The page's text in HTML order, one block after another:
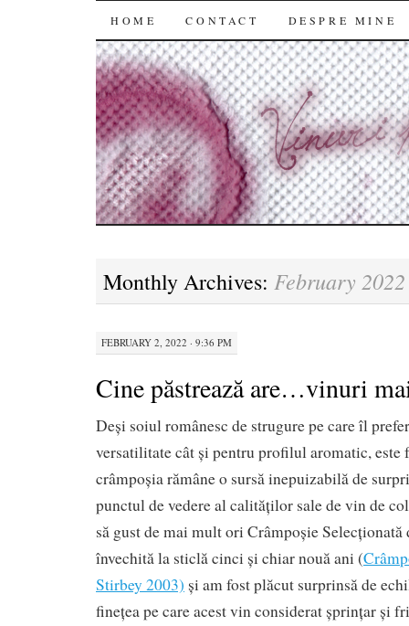
SKIP
TO
CONTENT
HOME CONTACT DESPRE MINE
Monthly Archives: February 2022
FEBRUARY 2, 2022 · 9:36 PM
Cine păstrează are…vinuri
Deși soiul românesc de strugure pe care îl
versatilitate cât și pentru profilul aromatic, este
crâmpoșia rămâne o sursă inepuizabilă de
punctul de vedere al calităților sale de vin de
să gust de mai mult ori Crâmpoșie Selecționată
învechită la sticlă cinci și chiar nouă ani (
Stirbey 2003) și am fost plăcut surprinsă de
finețea pe care acest vin considerat șprințar și